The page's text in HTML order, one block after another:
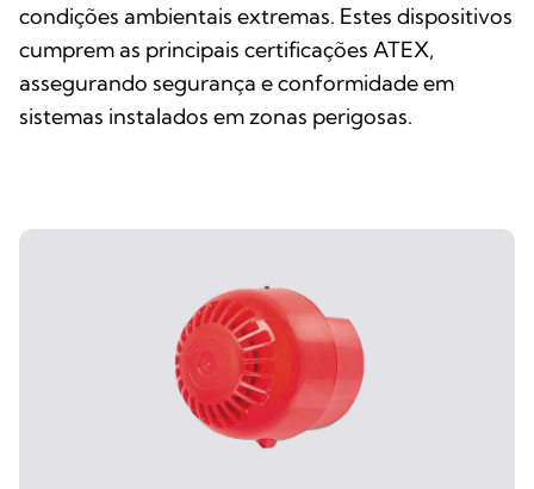
condições ambientais extremas. Estes dispositivos
cumprem as principais certificações ATEX,
assegurando segurança e conformidade em
sistemas instalados em zonas perigosas.